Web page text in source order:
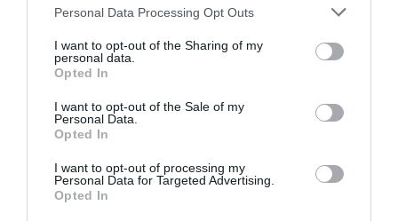
Please note that this website/app uses one or more Google
not limited to your visit or usage behaviour. You may click to
grant or deny consent to Google and its third-party tags to
use your data for below specified purposes in below Google
consent section.
Personal Data Processing Opt Outs
I want to opt-out of the Sharing of my
personal data.
Opted In
I want to opt-out of the Sale of my
Personal Data.
Opted In
I want to opt-out of processing my
Personal Data for Targeted Advertising.
Opted In
Από τον 19ο αιώνα μέχρι και την δεκαετία του 1970
ΤΟ ΜΕΓΑΛΥΤΕΡΟ ΠΑΝΗΓΥΡΙ ΤΗΣ ΑΝΔΡΟΥ: Του
ΟΡΜΟΣ ΚΟΡΘΙΟΥ: Όταν η φωτογραφία γίνεται μνήμη